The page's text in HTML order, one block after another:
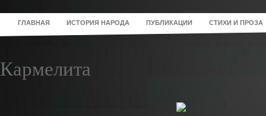
ГЛАВНАЯ ИСТОРИЯ НАРОДА ПУБЛИКАЦИИ СТИХИ И ПРОЗА
Кармелита